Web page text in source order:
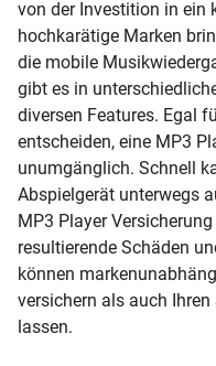
von der Investition in ein
hochkarätige Marken
die mobile
gibt es in
diversen Features. Egal
entscheiden, eine MP3
unumgänglich. Schnell
Abspielgerät unterwegs
MP3 Player
resultierende Schäden
können
versichern als auch
lassen.